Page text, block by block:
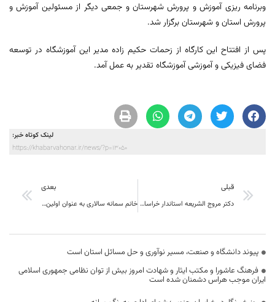
وبرنامه ریزی آموزش و پرورش شهرستان و جمعی دیگر از مسئولین آموزش و
پرورش استان و شهرستان برگزار شد.
پس از افتتاح این کارگاه از زحمات حکیم زاده مدیر این آموزشگاه در توسعه
فضای فیزیکی و آموزشی آموزشگاه تقدیر به عمل آمد.
لینک کوتاه خبر:
https://khabarvahonar.ir/news/?p=13050
قبلی
دکتر مروج الشریعه استاندار خراسان جنوبی : رفتار با خانواده هاي شهدا بايد حق مدارانه باشد نه سياست مدارانه
بعدی
خانم سمانه سالاری به عنوان اولین مدیرعامل بانوی خانه مطبوعات استان انتخاب گردید
پیوند دانشگاه و صنعت، مسیر نوآوری و حل مسائل استان است
فرهنگ عاشورا و مکتب ایثار و شهادت امروز بیش از توان نظامی جمهوری اسلامی
ایران موجب هراس دشمنان شده است